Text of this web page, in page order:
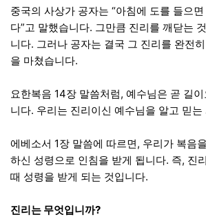
중국의 사상가 공자는 “아침에 도를 들으
다”고 말했습니다. 그만큼 진리를 깨닫는
니다. 그러나 공자는 결국 그 진리를 완전
을 마쳤습니다.
요한복음 14장 말씀처럼, 예수님은 곧 길
니다. 우리는 진리이신 예수님을 알고 믿는
에베소서 1장 말씀에 따르면, 우리가 복음
하신 성령으로 인침을 받게 됩니다. 즉, 진
때 성령을 받게 되는 것입니다.
진리는 무엇입니까?